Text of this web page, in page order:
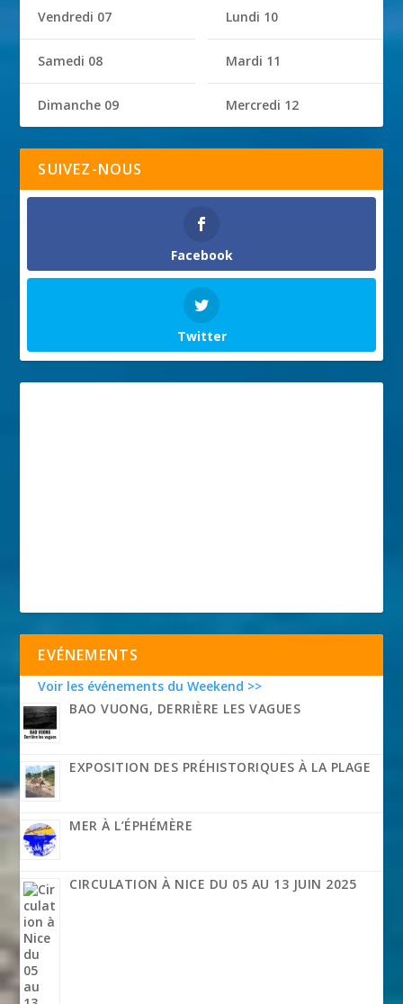
Vendredi 07
Samedi 08
Dimanche 09
Lundi 10
Mardi 11
Mercredi 12
SUIVEZ-NOUS
Facebook
Twitter
EVÉNEMENTS
Voir les événements du Weekend >>
BAO VUONG, DERRIÈRE LES VAGUES
EXPOSITION DES PRÉHISTORIQUES À LA PLAGE
MER À L’ÉPHÉMÈRE
CIRCULATION À NICE DU 05 AU 13 JUIN 2025